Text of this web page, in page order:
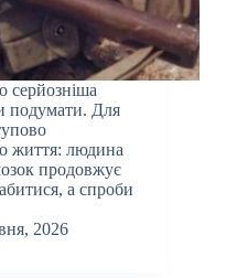
серйозніша
подумати. Для
життя: людина
продовжує
а спроби
2026